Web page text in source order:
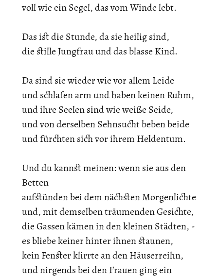
voll wie ein Segel, das vom Winde lebt.
Das ist die Stunde, da sie heilig sind,
die stille Jungfrau und das blasse Kind.
Da sind sie wieder wie vor allem Leide
und schlafen arm und haben keinen Ruhm,
und ihre Seelen sind wie weiße Seide,
und von derselben Sehnsucht beben beide
und fürchten sich vor ihrem Heldentum.
Und du kannst meinen: wenn sie aus den
Betten
aufstünden bei dem nächsten Morgenlichte
und, mit demselben träumenden Gesichte,
die Gassen kämen in den kleinen Städten, -
es bliebe keiner hinter ihnen staunen,
kein Fenster klirrte an den Häuserreihn,
und nirgends bei den Frauen ging ein